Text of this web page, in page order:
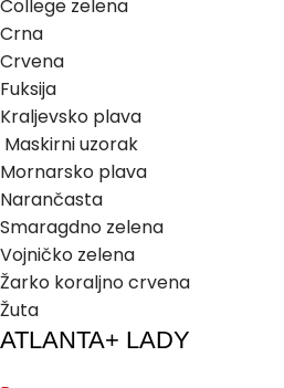
College zelena
Crna
Crvena
Fuksija
Kraljevsko plava
Maskirni uzorak
Mornarsko plava
Narančasta
Smaragdno zelena
Vojničko zelena
Žarko koraljno crvena
Žuta
ATLANTA+ LADY